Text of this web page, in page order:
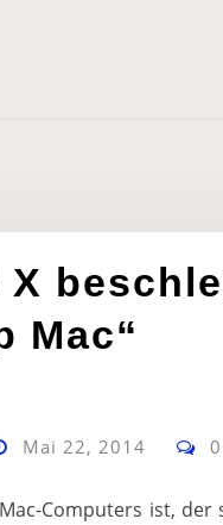
X
Mac“
Mai 22, 2014
Computers ist,